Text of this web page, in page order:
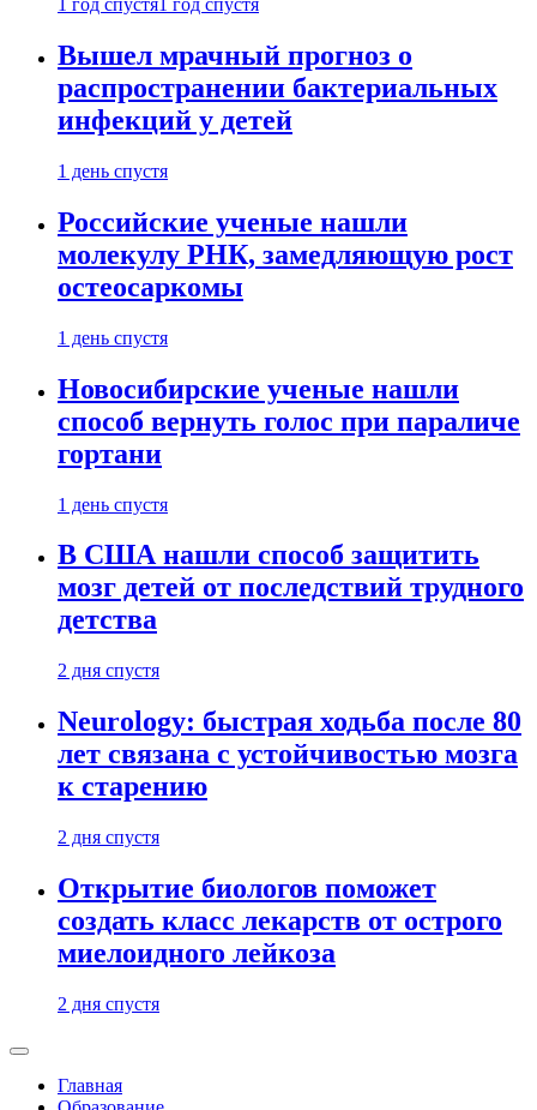
1 год спустя 1 год спустя
Вышел мрачный прогноз о
распространении бактериальных
инфекций у детей
1 день спустя
Российские ученые нашли
молекулу РНК, замедляющую рост
остеосаркомы
1 день спустя
Новосибирские ученые нашли
способ вернуть голос при параличе
гортани
1 день спустя
В США нашли способ защитить
мозг детей от последствий трудного
детства
2 дня спустя
Neurology: быстрая ходьба после 80
лет связана с устойчивостью мозга
к старению
2 дня спустя
Открытие биологов поможет
создать класс лекарств от острого
миелоидного лейкоза
2 дня спустя
Главная